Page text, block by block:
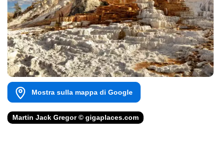
Mostra sulla mappa di Google
Martin Jack Gregor © gigaplaces.com